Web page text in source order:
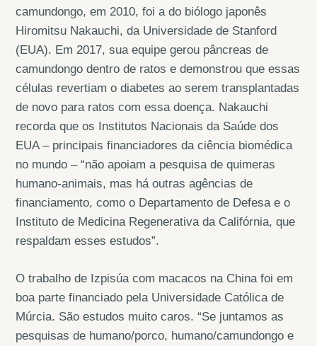
camundongo, em 2010, foi a do biólogo japonês
Hiromitsu Nakauchi, da Universidade de Stanford
(EUA). Em 2017, sua equipe gerou pâncreas de
camundongo dentro de ratos e demonstrou que essas
células revertiam o diabetes ao serem transplantadas
de novo para ratos com essa doença. Nakauchi
recorda que os Institutos Nacionais da Saúde dos
EUA – principais financiadores da ciência biomédica
no mundo – “não apoiam a pesquisa de quimeras
humano-animais, mas há outras agências de
financiamento, como o Departamento de Defesa e o
Instituto de Medicina Regenerativa da Califórnia, que
respaldam esses estudos”.
O trabalho de Izpisúa com macacos na China foi em
boa parte financiado pela Universidade Católica de
Múrcia. São estudos muito caros. “Se juntamos as
pesquisas de humano/porco, humano/camundongo e